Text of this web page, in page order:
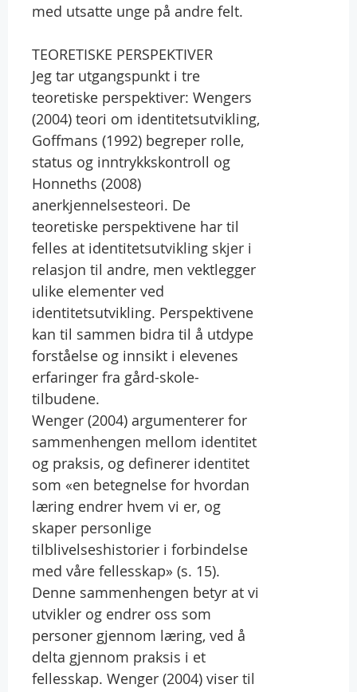
med utsatte unge på andre felt.
TEORETISKE PERSPEKTIVER
Jeg tar utgangspunkt i tre
teoretiske perspektiver: Wengers
(2004) teori om identitetsutvikling,
Goffmans (1992) begreper rolle,
status og inntrykkskontroll og
Honneths (2008)
anerkjennelsesteori. De
teoretiske perspektivene har til
felles at identitetsutvikling skjer i
relasjon til andre, men vektlegger
ulike elementer ved
identitetsutvikling. Perspektivene
kan til sammen bidra til å utdype
forståelse og innsikt i elevenes
erfaringer fra gård-skole-
tilbudene.
Wenger (2004) argumenterer for
sammenhengen mellom identitet
og praksis, og definerer identitet
som «en betegnelse for hvordan
læring endrer hvem vi er, og
skaper personlige
tilblivelseshistorier i forbindelse
med våre fellesskap» (s. 15).
Denne sammenhengen betyr at vi
utvikler og endrer oss som
personer gjennom læring, ved å
delta gjennom praksis i et
fellesskap. Wenger (2004) viser til